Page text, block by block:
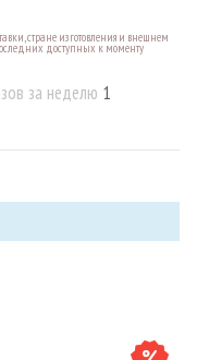
стране изготовления и внешнем
доступных к моменту
за неделю 1